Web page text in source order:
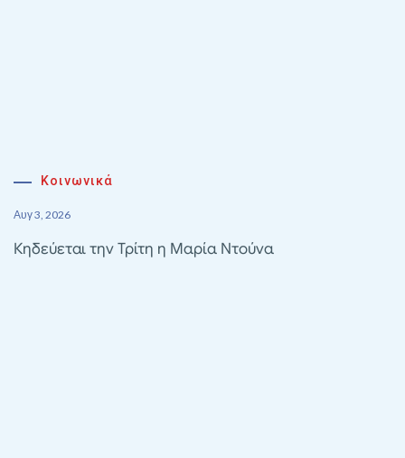
Κοινωνικά
Αυγ 3, 2026
Κηδεύεται την Τρίτη η Μαρία Ντούνα